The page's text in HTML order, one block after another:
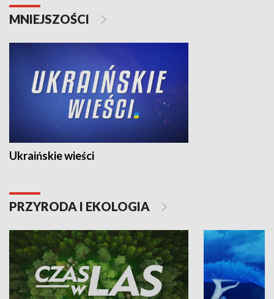
MNIEJSZOŚCI
Ukraińskie wieści
PRZYRODA I EKOLOGIA